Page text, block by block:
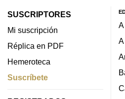
SUSCRIPTORES
Mi suscripción
Réplica en PDF
Hemeroteca
Suscríbete